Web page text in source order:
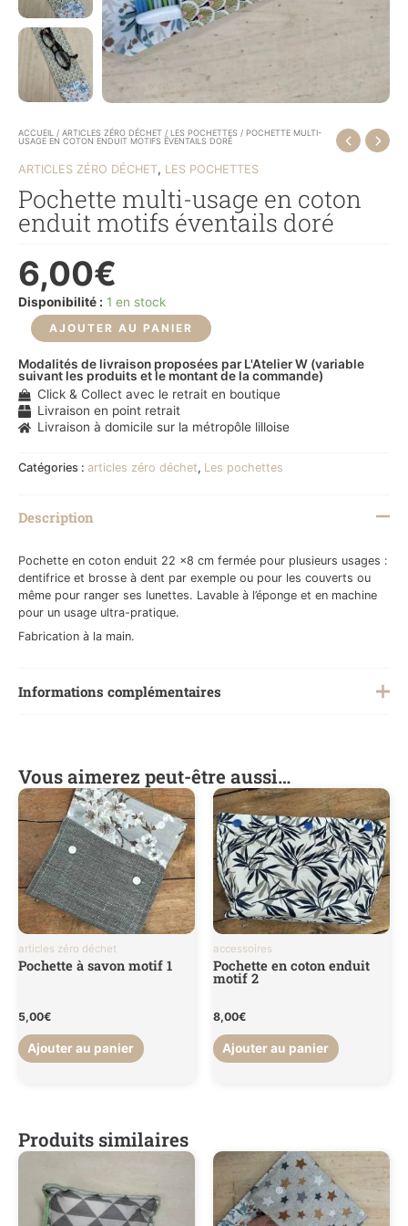
ACCUEIL / ARTICLES ZÉRO DÉCHET / LES POCHETTES / POCHETTE MULTI-
USAGE EN COTON ENDUIT MOTIFS ÉVENTAILS DORÉ
ARTICLES ZÉRO DÉCHET, LES POCHETTES
Pochette multi-usage en coton
enduit motifs éventails doré
6,00€
Disponibilité : 1 en stock
AJOUTER AU PANIER
Modalités de livraison proposées par L'Atelier W (variable
suivant les produits et le montant de la commande)
Click & Collect avec le retrait en boutique
Livraison en point retrait
Livraison à domicile sur la métropôle lilloise
Catégories : articles zéro déchet, Les pochettes
Description
Pochette en coton enduit 22 x8 cm fermée pour plusieurs usages :
dentifrice et brosse à dent par exemple ou pour les couverts ou
même pour ranger ses lunettes. Lavable à l’éponge et en machine
pour un usage ultra-pratique.
Fabrication à la main.
Informations complémentaires
Vous aimerez peut-être aussi…
articles zéro déchet
Pochette à savon motif 1
5,00€
Ajouter au panier
accessoires
Pochette en coton enduit
motif 2
8,00€
Ajouter au panier
Produits similaires